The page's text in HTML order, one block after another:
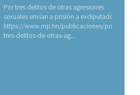
Por tres delitos de otras agresiones
sexuales envían a prisión a exdiputado
https://www.mp.hn/publicaciones/por-
tres-delitos-de-otras-ag...